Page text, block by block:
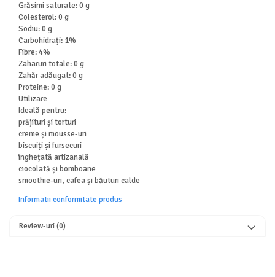
Grăsimi saturate: 0 g
Colesterol: 0 g
Sodiu: 0 g
Carbohidrați: 1%
Fibre: 4%
Zaharuri totale: 0 g
Zahăr adăugat: 0 g
Proteine: 0 g
Utilizare
Ideală pentru:
prăjituri și torturi
creme și mousse-uri
biscuiți și fursecuri
înghețată artizanală
ciocolată și bomboane
smoothie-uri, cafea și băuturi calde
Informatii conformitate produs
Review-uri(0)